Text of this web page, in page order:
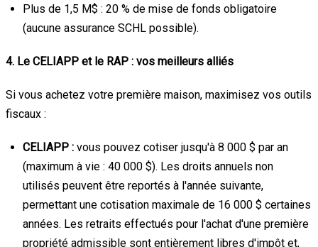
Plus de 1,5 M$ : 20 % de mise de fonds obligatoire
(aucune assurance SCHL possible).
4. Le CELIAPP et le RAP : vos meilleurs alliés
Si vous achetez votre première maison, maximisez vos outils
fiscaux :
CELIAPP : vous pouvez cotiser jusqu'à 8 000 $ par an
(maximum à vie : 40 000 $). Les droits annuels non
utilisés peuvent être reportés à l'année suivante,
permettant une cotisation maximale de 16 000 $ certaines
années. Les retraits effectués pour l'achat d'une première
propriété admissible sont entièrement libres d'impôt et,